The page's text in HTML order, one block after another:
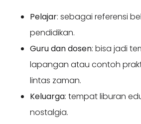
Pelajar: sebagai referensi
pendidikan.
Guru dan dosen: bisa jadi
lapangan atau contoh
lintas zaman.
Keluarga: tempat liburan
nostalgia.